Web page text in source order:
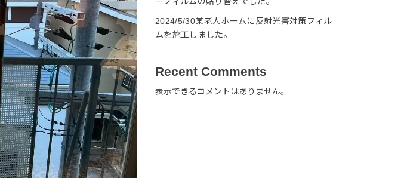
2024/5/30某老人ホームに反射光害対策フィル
ムを施工しました。
Recent Comments
表示できるコメントはありません。